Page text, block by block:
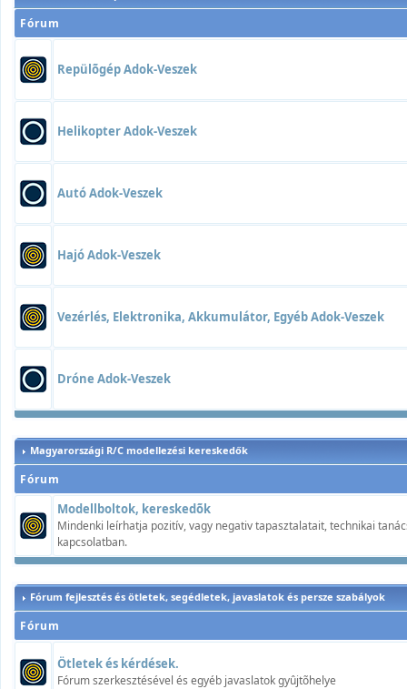
Fórum
Repülõgép Adok-Veszek
Helikopter Adok-Veszek
Autó Adok-Veszek
Hajó Adok-Veszek
Vezérlés, Elektronika, Akkumulátor, Egyéb Adok-Veszek
Dróne Adok-Veszek
Magyarországi R/C modellezési kereskedők
Fórum
Modellboltok, kereskedõk
Mindenki leírhatja pozitív, vagy negativ tapasztalatait, technikai
kapcsolatban.
Fórum fejlesztés és ötletek, segédletek, javaslatok és persze szabályok
Fórum
Ötletek és kérdések.
Fórum szerkesztésével és egyéb javaslatok gyûjtõhelye